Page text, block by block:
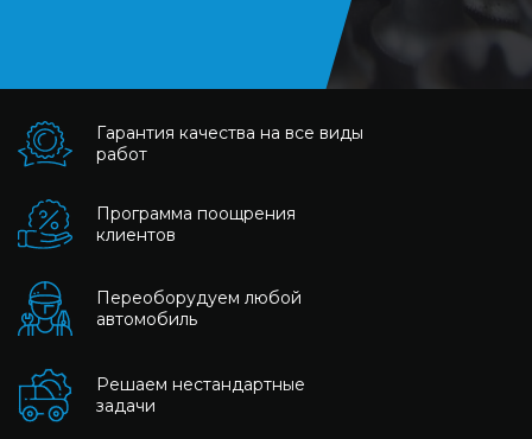
Гарантия качества на все виды
работ
Программа поощрения
клиентов
Переоборудуем любой
автомобиль
Решаем нестандартные
задачи